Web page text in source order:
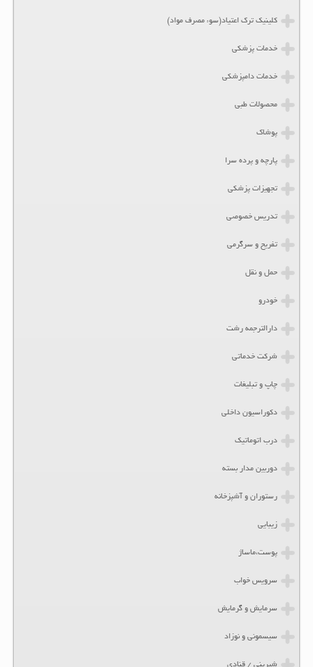
کلینیک ترک اعتیاد(سوء مصرف مواد)
خدمات پزشکی
خدمات دامپزشکی
محصولات طبی
پوشاک
پارچه و پرده سرا
تجهیزات پزشکی
تدریس خصوصی
تفریح و سرگرمی
حمل و نقل
خودرو
دارالترجمه رشت
شرکت خدماتی
چاپ و تبلیغات
دکوراسیون داخلی
درب اتوماتیک
دوربین مدار بسته
رستوران و آشپزخانه
زیبایی
پوست،ماساژ
سرویس خواب
سرمایش و گرمایش
سیسمونی و نوزاد
شیرینی / قنادی